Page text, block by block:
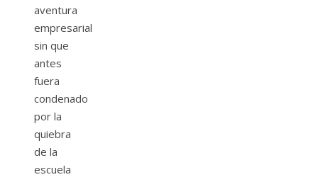
aventura
empresarial
sin que
antes
fuera
condenado
por la
quiebra
de la
escuela